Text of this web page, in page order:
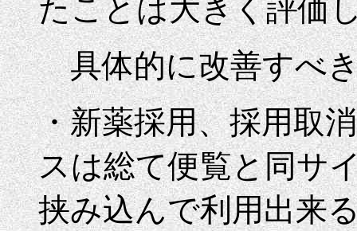
たことは大きく評価
具体的に改善すべ
・新薬採用、採用取
スは総て便覧と同サ
挟み込んで利用出来